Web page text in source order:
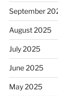
September
August 2025
July 2025
June 2025
May 2025